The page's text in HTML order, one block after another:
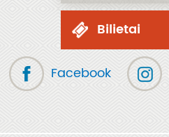
Bilietai
Facebook